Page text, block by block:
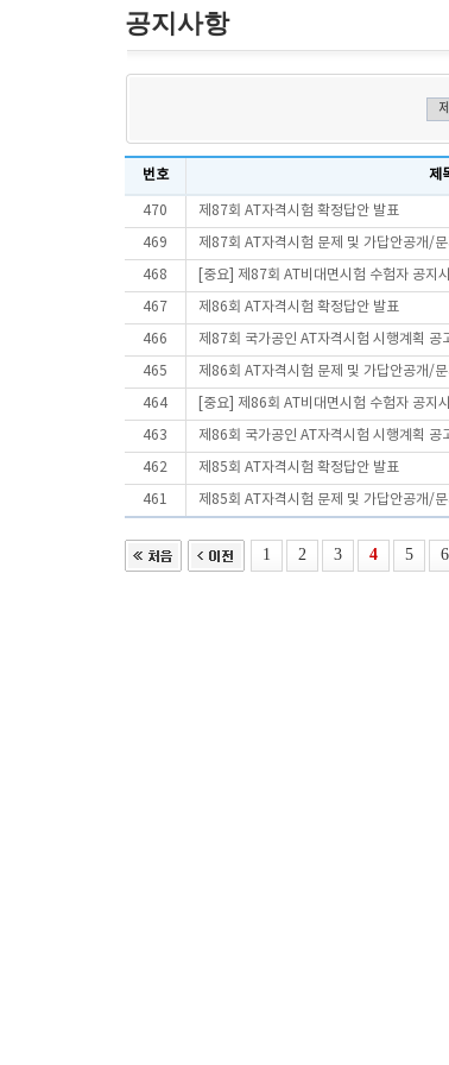
공지사항
번호 제
470 제87회 AT자격시험 확정답안 발표
469 제87회 AT자격시험 문제 및 가답안공개/
468 [중요] 제87회 AT비대면시험 수험자 공지
467 제86회 AT자격시험 확정답안 발표
466 제87회 국가공인 AT자격시험 시행계획 공
465 제86회 AT자격시험 문제 및 가답안공개/
464 [중요] 제86회 AT비대면시험 수험자 공지
463 제86회 국가공인 AT자격시험 시행계획 공
462 제85회 AT자격시험 확정답안 발표
461 제85회 AT자격시험 문제 및 가답안공개/
1 2 3 4 5 6